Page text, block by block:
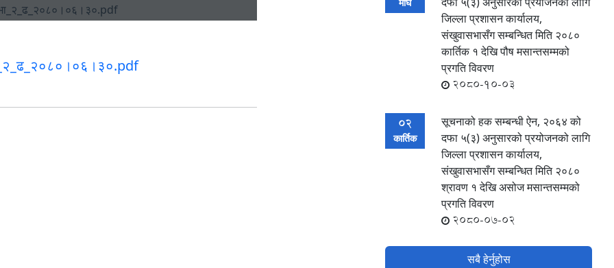
जिल्ला प्रशासन कार्यालय,
संखुवासभासँग सम्बन्धित मिति २०८०
कार्तिक १ देखि पौष मसान्तसम्मको
प्रगति विवरण
2080-10-03
02
कार्तिक
सूचनाको हक सम्बन्धी ऐन, २०६४ को
दफा ५(३) अनुसारको प्रयोजनको लागि
जिल्ला प्रशासन कार्यालय,
संखुवासभासँग सम्बन्धित मिति २०८०
श्रावण १ देखि असोज मसान्तसम्मको
प्रगति विवरण
2080-07-02
सबै हेर्नुहोस